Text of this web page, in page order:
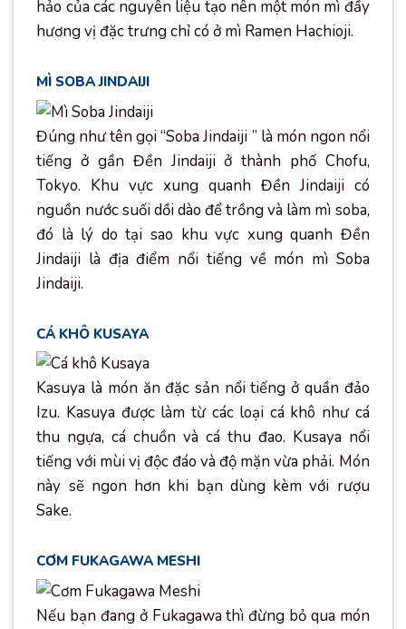
hảo của các nguyên liệu tạo nên một món mì đầy
hương vị đặc trưng chỉ có ở mì Ramen Hachioji.
MÌ SOBA JINDAIJI
Đúng như tên gọi “Soba Jindaiji ” là món ngon nổi
tiếng ở gần Đền Jindaiji ở thành phố Chofu,
Tokyo. Khu vực xung quanh Đền Jindaiji có
nguồn nước suối dồi dào để trồng và làm mì soba,
đó là lý do tại sao khu vực xung quanh Đền
Jindaiji là địa điểm nổi tiếng về món mì Soba
Jindaiji.
CÁ KHÔ KUSAYA
Kasuya là món ăn đặc sản nổi tiếng ở quần đảo
Izu. Kasuya được làm từ các loại cá khô như cá
thu ngựa, cá chuồn và cá thu đao. Kusaya nổi
tiếng với mùi vị độc đáo và độ mặn vừa phải. Món
này sẽ ngon hơn khi bạn dùng kèm với rượu
Sake.
CƠM FUKAGAWA MESHI
Nếu bạn đang ở Fukagawa thì đừng bỏ qua món